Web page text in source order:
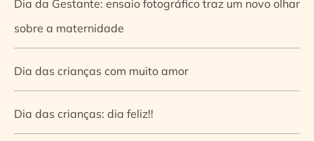
Dia da Gestante: ensaio fotográfico traz um novo olhar
sobre a maternidade
Dia das crianças com muito amor
Dia das crianças: dia feliz!!